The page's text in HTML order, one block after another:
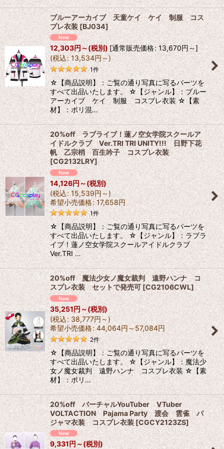
ブルーアーカイブ 天童ケイ ケイ 制服 コス
プレ衣装 [BJ034]
12,303円～(税別)[通常販売価格: 13,670円～]
(税込: 13,534円～)
1件
☆【商品説明】：ご覧の通り写真に写るパーツを
すべて出品いたします。 ☆【ジャンル】：ブルー
アーカイブ ケイ 制服 コスプレ衣装 ☆【素
材】：ポリ混…
20%off ラブライブ！蓮ノ空女学院スクールア
イドルクラブ Ver.TRI TRI UNITY!!! 日野下花
帆 乙宗梢 百生吟子 コスプレ衣装
[CG2132LRY]
14,126円～(税別)
(税込: 15,539円～)
希望小売価格: 17,658円
1件
☆【商品説明】：ご覧の通り写真に写るパーツを
すべて出品いたします。 ☆【ジャンル】：ラブラ
イブ！蓮ノ空女学院スクールアイドルクラブ
Ver.TRI …
20%off 魔法少女ノ魔女裁判 遠野ハンナ コ
スプレ衣装 セットで発売可[CG2106CWL]
35,251円～(税別)
(税込: 38,777円～)
希望小売価格: 44,064円～57,084円
2件
☆【商品説明】：ご覧の通り写真に写るパーツを
すべて出品いたします。 ☆【ジャンル】：魔法少
女ノ魔女裁判 遠野ハンナ コスプレ衣装 ☆【素
材】：ポリ…
20%off バーチャルYouTuber VTuber
VOLTACTION Pajama Party 渡会 雲雀 パ
ジャマ衣装 コスプレ衣装[CGCY2123ZS]
9,331円～(税別)